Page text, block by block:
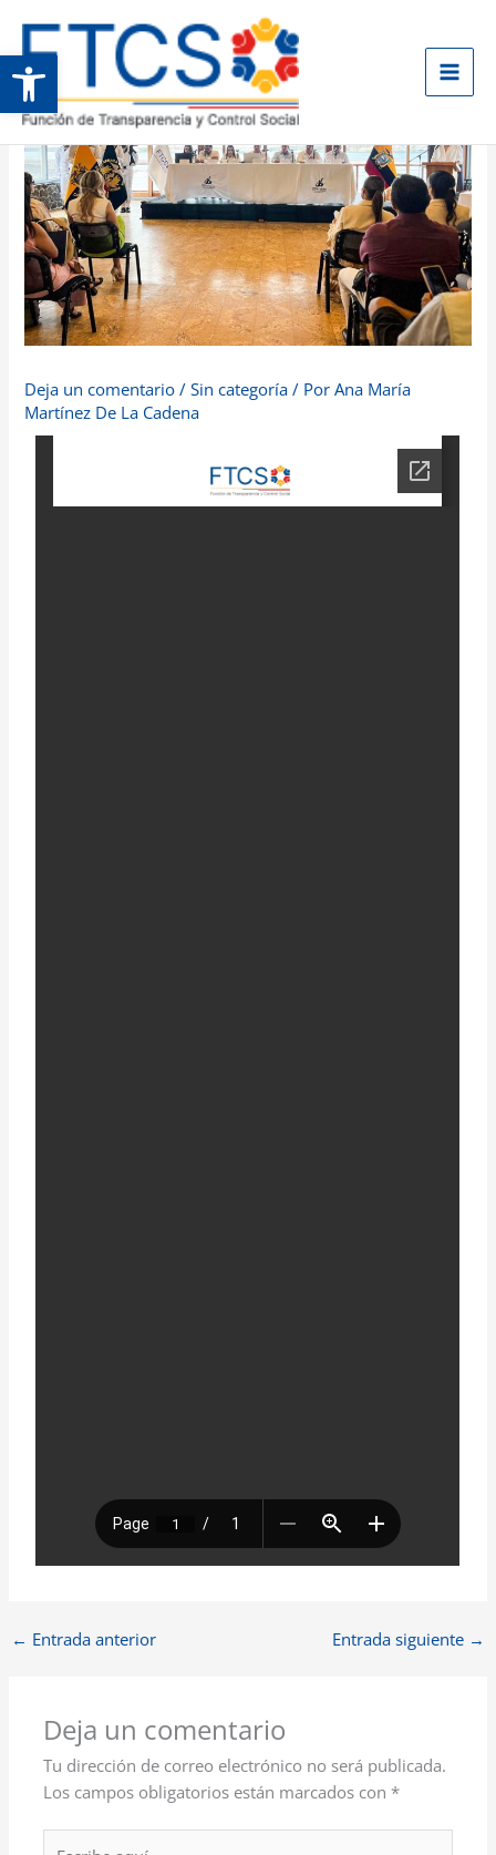
Abrir barra de herramientas
contenido
Deja un comentario /Sin categoría / PorAna María
Martínez De La Cadena
← Entrada anterior Entrada siguiente →
Deja un comentario
Tu dirección de correo electrónico no será publicada.
Los campos obligatorios están marcados con *